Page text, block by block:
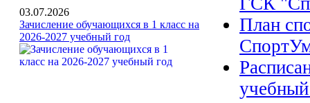
03.07.2026
Зачисление обучающихся в 1 класс на
2026-2027 учебный год
План